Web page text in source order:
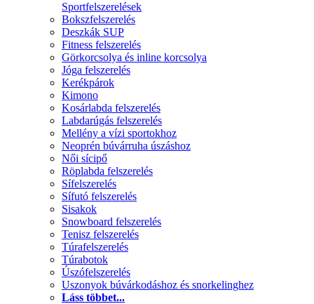
Sportfelszerelések
Bokszfelszerelés
Deszkák SUP
Fitness felszerelés
Görkorcsolya és inline korcsolya
Jóga felszerelés
Kerékpárok
Kimono
Kosárlabda felszerelés
Labdarúgás felszerelés
Mellény a vízi sportokhoz
Neoprén búvárruha úszáshoz
Női sícipő
Röplabda felszerelés
Sífelszerelés
Sífutó felszerelés
Sisakok
Snowboard felszerelés
Tenisz felszerelés
Túrafelszerelés
Túrabotok
Úszófelszerelés
Uszonyok búvárkodáshoz és snorkelinghez
Láss többet...